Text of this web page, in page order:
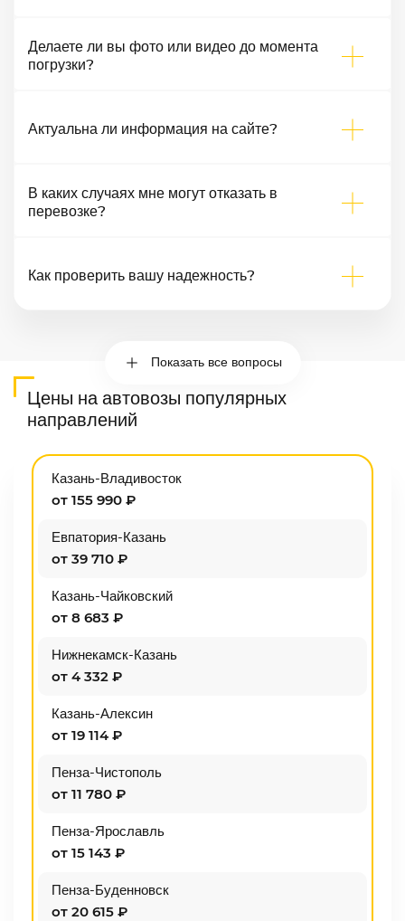
Делаете ли вы фото или видео до момента
погрузки?
Актуальна ли информация на сайте?
В каких случаях мне могут отказать в
перевозке?
Как проверить вашу надежность?
Показать все вопросы
Цены на автовозы популярных
направлений
Казань-Владивосток
от 155 990 ₽
Евпатория-Казань
от 39 710 ₽
Казань-Чайковский
от 8 683 ₽
Нижнекамск-Казань
от 4 332 ₽
Казань-Алексин
от 19 114 ₽
Пенза-Чистополь
от 11 780 ₽
Пенза-Ярославль
от 15 143 ₽
Пенза-Буденновск
от 20 615 ₽